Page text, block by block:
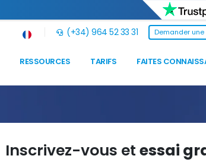
(+34) 964 52 33 31 Demander
RESSOURCES TARIFS FAITES
Inscrivez-vous etessai